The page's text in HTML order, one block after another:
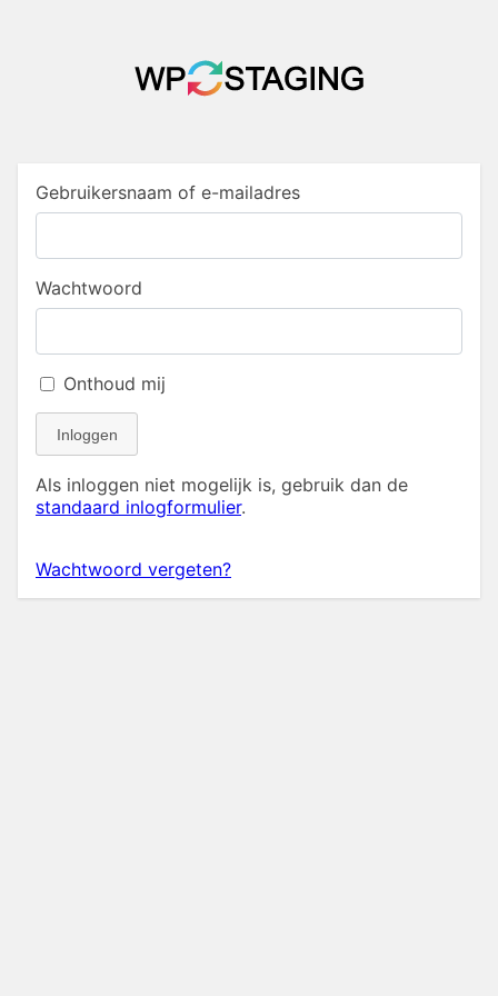
Gebruikersnaam of e-mailadres
Wachtwoord
Onthoud mij
Inloggen
Als inloggen niet mogelijk is, gebruik dan de
standaard inlogformulier.
Wachtwoord vergeten?